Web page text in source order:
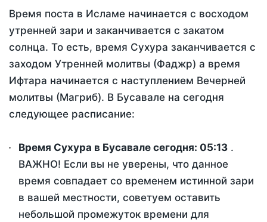
Время поста в Исламе начинается с восходом
утренней зари и заканчивается с закатом
солнца. То есть, время Сухура заканчивается с
заходом Утренней молитвы (Фаджр) а время
Ифтара начинается с наступлением Вечерней
молитвы (Магриб). В Бусавале на сегодня
следующее расписание:
Время Сухура в Бусавале сегодня: 05:13 .
ВАЖНО! Если вы не уверены, что данное
время совпадает со временем истинной зари
в вашей местности, советуем оставить
небольшой промежуток времени для